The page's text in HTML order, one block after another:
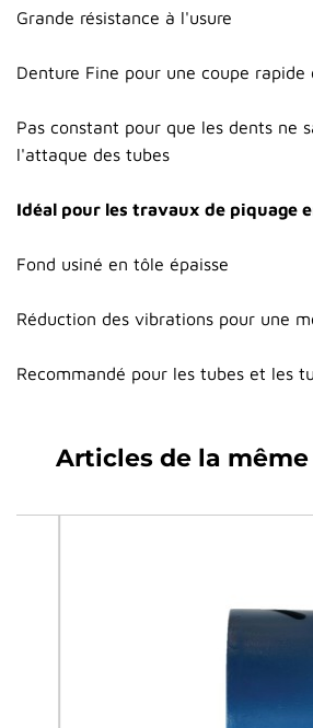
Grande résistance à l'usure
Denture Fine pour une coupe rapide
Pas constant pour que les dents ne
l'attaque des tubes
Idéal pour les travaux de piquage
Fond usiné en tôle épaisse
Réduction des vibrations pour une
Recommandé pour les tubes et les
Articles de la